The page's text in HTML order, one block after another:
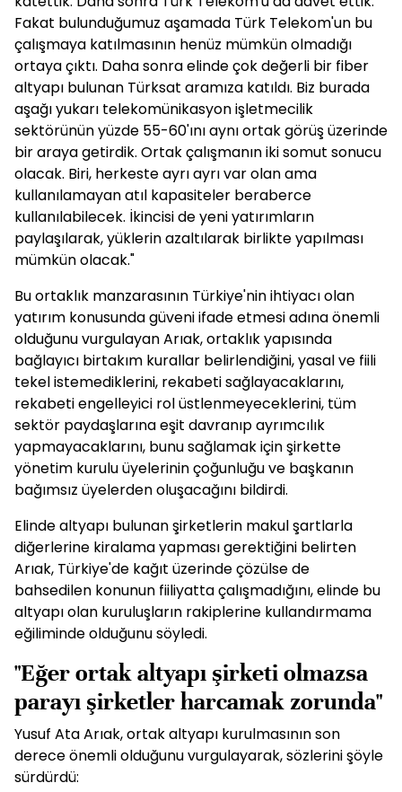
Fakat bulunduğumuz aşamada Türk Telekom'un bu
çalışmaya katılmasının henüz mümkün olmadığı
ortaya çıktı. Daha sonra elinde çok değerli bir fiber
altyapı bulunan Türksat aramıza katıldı. Biz burada
aşağı yukarı telekomünikasyon işletmecilik
sektörünün yüzde 55-60'ını aynı ortak görüş üzerinde
bir araya getirdik. Ortak çalışmanın iki somut sonucu
olacak. Biri, herkeste ayrı ayrı var olan ama
kullanılamayan atıl kapasiteler beraberce
kullanılabilecek. İkincisi de yeni yatırımların
paylaşılarak, yüklerin azaltılarak birlikte yapılması
mümkün olacak."
Bu ortaklık manzarasının Türkiye'nin ihtiyacı olan
yatırım konusunda güveni ifade etmesi adına önemli
olduğunu vurgulayan Arıak, ortaklık yapısında
bağlayıcı birtakım kurallar belirlendiğini, yasal ve fiili
tekel istemediklerini, rekabeti sağlayacaklarını,
rekabeti engelleyici rol üstlenmeyeceklerini, tüm
sektör paydaşlarına eşit davranıp ayrımcılık
yapmayacaklarını, bunu sağlamak için şirkette
yönetim kurulu üyelerinin çoğunluğu ve başkanın
bağımsız üyelerden oluşacağını bildirdi.
Elinde altyapı bulunan şirketlerin makul şartlarla
diğerlerine kiralama yapması gerektiğini belirten
Arıak, Türkiye'de kağıt üzerinde çözülse de
bahsedilen konunun fiiliyatta çalışmadığını, elinde bu
altyapı olan kuruluşların rakiplerine kullandırmama
eğiliminde olduğunu söyledi.
"Eğer ortak altyapı şirketi olmazsa
parayı şirketler harcamak zorunda"
Yusuf Ata Arıak, ortak altyapı kurulmasının son
derece önemli olduğunu vurgulayarak, sözlerini şöyle
sürdürdü: